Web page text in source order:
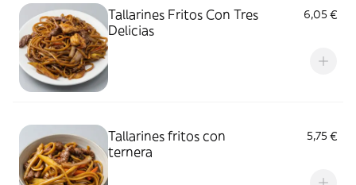
Tallarines Fritos Con Tres
Delicias
6,05 €
Tallarines fritos con
ternera
5,75 €